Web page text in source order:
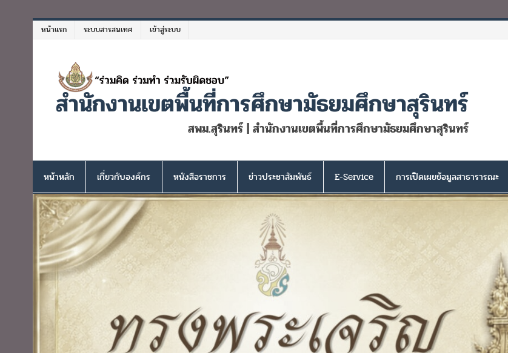
หน้าแรก ระบบสารสนเทศ เข้าสู่ระบบ
สำนักงานเขตพื้นที่การศึกษามัธยมศึกษาสุรินทร์
สพม.สุรินทร์ | สำนักงานเขตพื้นที่การศึกษามัธยมศึกษาสุรินทร์
หน้าหลัก เกี่ยวกับองค์กร หนังสือราชการ ข่าวประชาสัมพันธ์ E-Service การเปิดเผยข้อมูลสาธารารณะ